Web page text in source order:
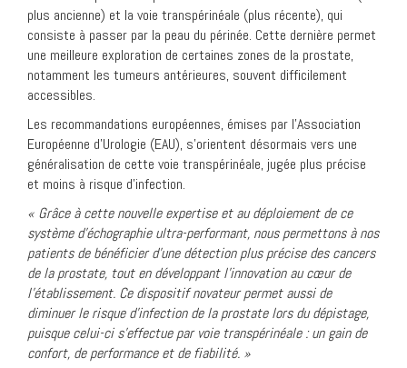
plus ancienne) et la voie transpérinéale (plus récente), qui
consiste à passer par la peau du périnée. Cette dernière permet
une meilleure exploration de certaines zones de la prostate,
notamment les tumeurs antérieures, souvent difficilement
accessibles.
Les recommandations européennes, émises par l’Association
Européenne d’Urologie (EAU), s’orientent désormais vers une
généralisation de cette voie transpérinéale, jugée plus précise
et moins à risque d’infection.
« Grâce à cette nouvelle expertise et au déploiement de ce
système d’échographie ultra-performant, nous permettons à nos
patients de bénéficier d’une détection plus précise des cancers
de la prostate, tout en développant l’innovation au cœur de
l’établissement. Ce dispositif novateur permet aussi de
diminuer le risque d’infection de la prostate lors du dépistage,
puisque celui-ci s’effectue par voie transpérinéale : un gain de
confort, de performance et de fiabilité. »